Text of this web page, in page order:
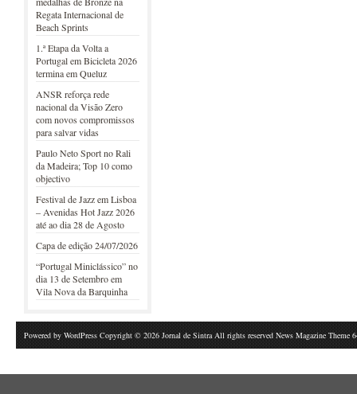
Regata Internacional de
Beach Sprints
1.ª Etapa da Volta a
Portugal em Bicicleta 2026
termina em Queluz
ANSR reforça rede
nacional da Visão Zero
com novos compromissos
para salvar vidas
Paulo Neto Sport no Rali
da Madeira; Top 10 como
objectivo
Festival de Jazz em Lisboa
– Avenidas Hot Jazz 2026
até ao dia 28 de Agosto
Capa de edição 24/07/2026
“Portugal Miniclássico” no
dia 13 de Setembro em
Vila Nova da Barquinha
Powered by WordPress Copyright © 2026 Jornal de Sintra All rights reserved News Magazine Theme